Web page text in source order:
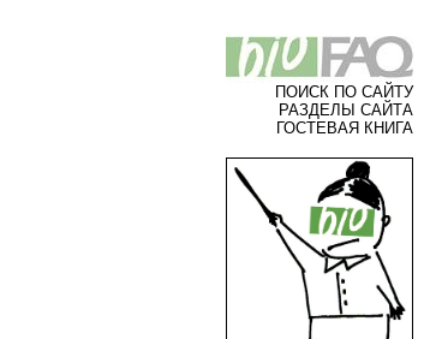
ПОИСК ПО САЙТУ
РАЗДЕЛЫ САЙТА
ГОСТЕВАЯ КНИГА